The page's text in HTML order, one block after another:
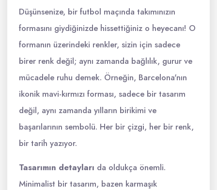
Düşünsenize, bir futbol maçında takımınızın
formasını giydiğinizde hissettiğiniz o heyecanı! O
formanın üzerindeki renkler, sizin için sadece
birer renk değil; aynı zamanda bağlılık, gurur ve
mücadele ruhu demek. Örneğin, Barcelona'nın
ikonik mavi-kırmızı forması, sadece bir tasarım
değil, aynı zamanda yılların birikimi ve
başarılarının sembolü. Her bir çizgi, her bir renk,
bir tarih yazıyor.
Tasarımın detayları da oldukça önemli.
Minimalist bir tasarım, bazen karmaşık